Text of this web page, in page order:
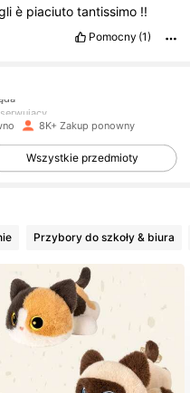
è piaciutotantissimo !!
Pomocny (1)
8K+ Zakup ponowny
Wszystkie przedmioty
Przybory do szkoły & biura